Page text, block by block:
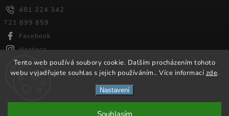
Tento web používá soubory cookie. Dalším procházením tohoto
webu vyjadřujete souhlas s jejich používáním.. Více informacízde.
Nastavení
Souhlasím
481 324 342
721 899 859
Facebook
disstocz
Shoptet| Design